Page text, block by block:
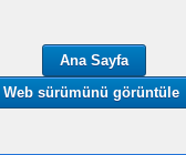
Ana Sayfa
Web sürümünü görüntüle